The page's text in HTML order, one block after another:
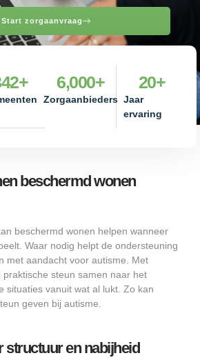
Start zorgaanvraag
+
Zorgaanbieders
6,000+
Jaar
ervaring
20+
beschermd wonen
beschermd wonen helpen wanneer
Waar nodig helpt de ondersteuning
met aandacht voor autisme. Met
praktische steun samen naar het
situaties vanuit wat al lukt. Zo kan
geven bij autisme.
structuur en nabijheid